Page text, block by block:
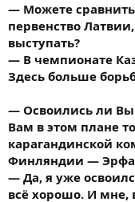
— Можете
первенство
выступать?
— В чемпионате
Здесь больше
— Освоились ли Вы
Вам в этом плане
карагандинской
Финляндии —
— Да, я уже
всё хорошо. И мне,